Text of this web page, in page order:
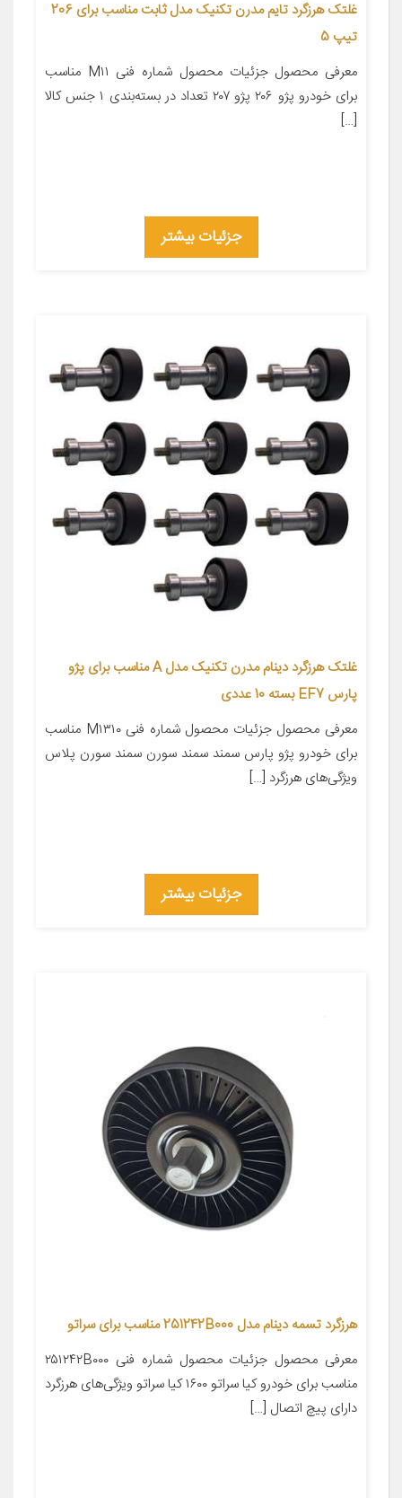
غلتک هرزگرد تایم مدرن تکنیک مدل ثابت مناسب برای 206
تیپ 5
معرفی محصول جزئیات محصول شماره فنی M۱۱ مناسب
برای خودرو پژو ۲۰۶ پژو ۲۰۷ تعداد در بسته‌بندی ۱ جنس کالا
[…]
جزئیات بیشتر
غلتک هرزگرد دینام مدرن تکنیک مدل A مناسب برای پژو
پارس EF7 بسته 10 عددی
معرفی محصول جزئیات محصول شماره فنی M۱۳۱۰ مناسب
برای خودرو پژو پارس سمند سمند سورن سمند سورن پلاس
ویژگی‌های هرزگرد […]
جزئیات بیشتر
هرزگرد تسمه دینام مدل 251242B000 مناسب برای سراتو
معرفی محصول جزئیات محصول شماره فنی ۲۵۱۲۴۲B۰۰۰
مناسب برای خودرو کیا سراتو ۱۶۰۰ کیا سراتو ویژگی‌های هرزگرد
دارای پیچ اتصال […]